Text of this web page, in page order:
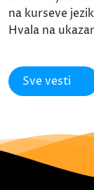
na kurseve
Hvala na
Sve vesti